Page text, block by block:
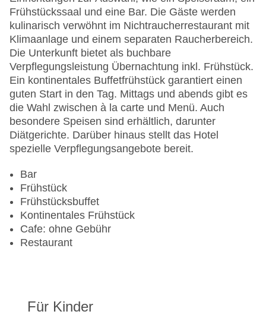
Anzahl der Aufzüge: 1
Haustiere: gegen Gebühr
Haustiere auf Anfrage: gegen Gebühr
Zimmerservice
Gesamtanzahl der Zimmer: 108
Zahlungsarten: American Express, Diners Club,
EC Maestro, Mastercard, Visa
Landeskategorie: 4 Sterne
Frühstückssaal und eine Bar. Die Gäste werden
kulinarisch verwöhnt im Nichtraucherrestaurant mit
Klimaanlage und einem separaten Raucherbereich.
Die Unterkunft bietet als buchbare
Verpflegungsleistung Übernachtung inkl. Frühstück.
Ein kontinentales Buffetfrühstück garantiert einen
guten Start in den Tag. Mittags und abends gibt es
die Wahl zwischen à la carte und Menü. Auch
besondere Speisen sind erhältlich, darunter
Diätgerichte. Darüber hinaus stellt das Hotel
spezielle Verpflegungsangebote bereit.
Bar
Frühstück
Frühstücksbuffet
Kontinentales Frühstück
Cafe: ohne Gebühr
Restaurant
Für Kinder